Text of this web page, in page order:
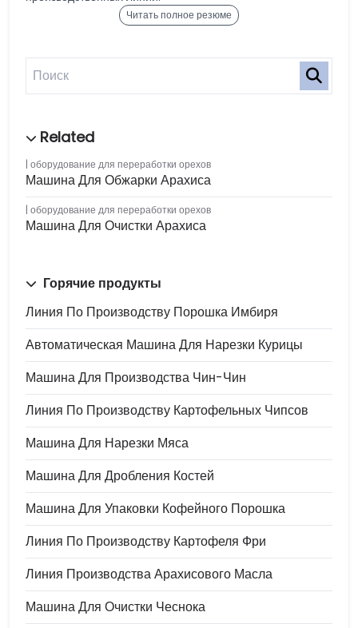
Читать полное резюме
оборудование для переработки орехов
Машина Для Обжарки Арахиса
оборудование для переработки орехов
Машина Для Очистки Арахиса
Горячие продукты
Линия По Производству Порошка Имбиря
Автоматическая Машина Для Нарезки Курицы
Машина Для Производства Чин-Чин
Линия По Производству Картофельных Чипсов
Машина Для Нарезки Мяса
Машина Для Дробления Костей
Машина Для Упаковки Кофейного Порошка
Линия По Производству Картофеля Фри
Линия Производства Арахисового Масла
Машина Для Очистки Чеснока